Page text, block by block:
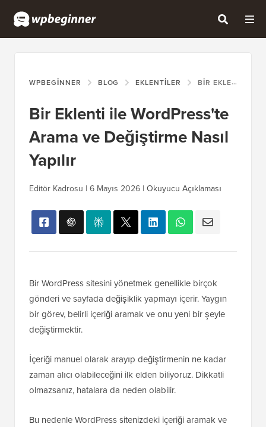
WPBEGINNER BLOG EKLENTILER BIR EKLENTI ILE WORDPRESS'TE ARAMA VE DEĞIŞTIRME NASIL YAPILIR
Bir Eklenti ile WordPress'te
Arama ve Değiştirme Nasıl
Yapılır
Editör Kadrosu | 6 Mayıs 2026 | Okuyucu Açıklaması
Bir WordPress sitesini yönetmek genellikle birçok
gönderi ve sayfada değişiklik yapmayı içerir. Yaygın
bir görev, belirli içeriği aramak ve onu yeni bir şeyle
değiştirmektir.
İçeriği manuel olarak arayıp değiştirmenin ne kadar
zaman alıcı olabileceğini ilk elden biliyoruz. Dikkatli
olmazsanız, hatalara da neden olabilir.
Bu nedenle WordPress sitenizdeki içeriği aramak ve